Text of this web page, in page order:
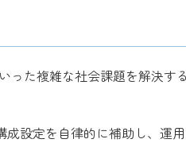
った複雑な社会課題を解決す
設定を自律的に補助し、運